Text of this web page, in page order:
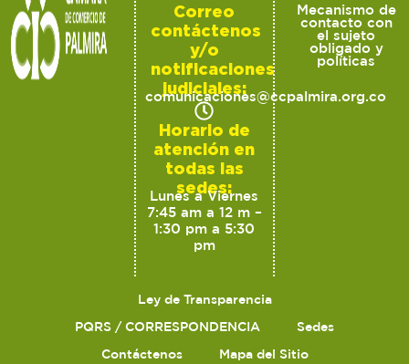
Correo
contáctenos
y/o
notificaciones
judiciales:
comunicaciones@ccpalmira.org.co
Horario de
atención en
todas las
sedes:
Lunes a Viernes
7:45 am a 12 m –
1:30 pm a 5:30
pm
Mecanismo de
contacto con
el sujeto
obligado y
políticas
Ley de Transparencia
PQRS / CORRESPONDENCIA
Sedes
Contáctenos
Mapa del Sitio